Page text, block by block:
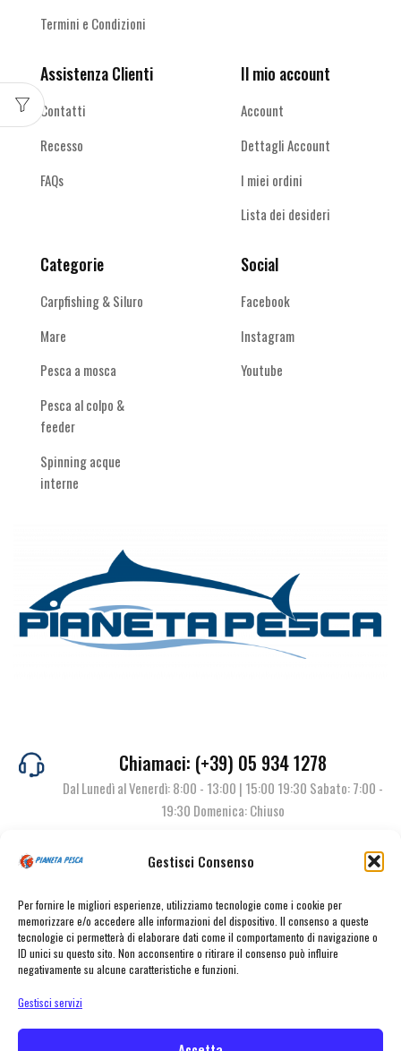
Gestisci Consenso
Per fornire le migliori esperienze, utilizziamo tecnologie come i cookie per
memorizzare e/o accedere alle informazioni del dispositivo. Il consenso a queste
tecnologie ci permetterà di elaborare dati come il comportamento di navigazione o
ID unici su questo sito. Non acconsentire o ritirare il consenso può influire
negativamente su alcune caratteristiche e funzioni.
Gestisci servizi
Termini e Condizioni
Assistenza Clienti
Contatti
Recesso
FAQs
Il mio account
Account
Dettagli Account
I miei ordini
Lista dei desideri
Categorie
Carpfishing & Siluro
Mare
Pesca a mosca
Pesca al colpo &
feeder
Spinning acque
interne
Social
Facebook
Instagram
Youtube
Chiamaci: (+39) 05 934 1278
Dal Lunedì al Venerdì: 8:00 - 13:00 | 15:00 19:30 Sabato: 7:00 -
19:30 Domenica: Chiuso